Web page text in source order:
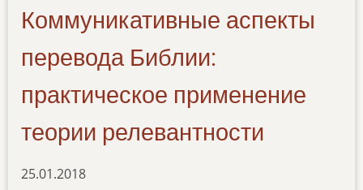
Коммуникативные аспекты
перевода Библии:
практическое применение
теории релевантности
25.01.2018